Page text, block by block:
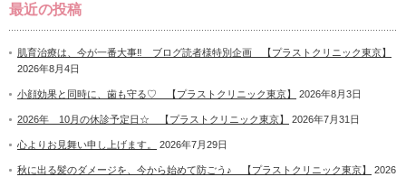
最近の投稿
肌育治療は、今が一番大事‼ ブログ読者様特別企画 【プラストクリニック東京】
2026年8月4日
小顔効果と同時に、歯も守る♡ 【プラストクリニック東京】 2026年8月3日
2026年 10月の休診予定日☆ 【プラストクリニック東京】 2026年7月31日
心よりお見舞い申し上げます。 2026年7月29日
秋に出る髪のダメージを、今から始めて防ごう♪ 【プラストクリニック東京】
2026